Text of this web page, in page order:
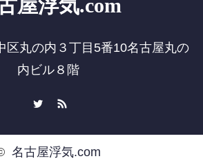
屋浮気.com
区丸の内３丁目5番10名古屋丸の
内ビル８階
名古屋浮気.com